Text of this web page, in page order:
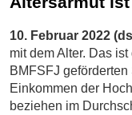
10. Februar 2022
mit dem Alter. Das
BMFSFJ
Einkommen der
beziehen im